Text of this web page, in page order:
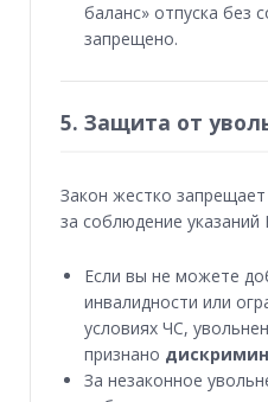
баланс» отпуска без
запрещено.
5. Защита от
Закон жестко
за соблюдение
Если вы не можете
инвалидности или
условиях ЧС,
признано
За незаконное